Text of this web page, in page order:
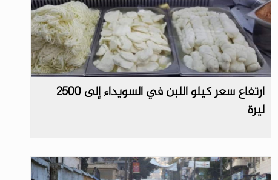
ارتفاع سعر كيلو اللبن في السويداء إلى 2500
ليرة